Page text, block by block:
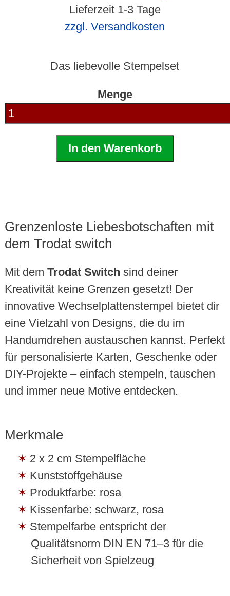
Lieferzeit 1-3 Tage
zzgl. Versandkosten
Das liebevolle Stempelset
Menge
In den Warenkorb
Grenzenloste Liebesbotschaften mit
dem Trodat switch
Mit dem Trodat Switch sind deiner
Kreativität keine Grenzen gesetzt! Der
innovative Wechselplattenstempel bietet dir
eine Vielzahl von Designs, die du im
Handumdrehen austauschen kannst. Perfekt
für personalisierte Karten, Geschenke oder
DIY-Projekte – einfach stempeln, tauschen
und immer neue Motive entdecken.
Merkmale
2 x 2 cm Stempelfläche
Kunststoffgehäuse
Produktfarbe: rosa
Kissenfarbe: schwarz, rosa
Stempelfarbe entspricht der
Qualitätsnorm DIN EN 71–3 für die
Sicherheit von Spielzeug